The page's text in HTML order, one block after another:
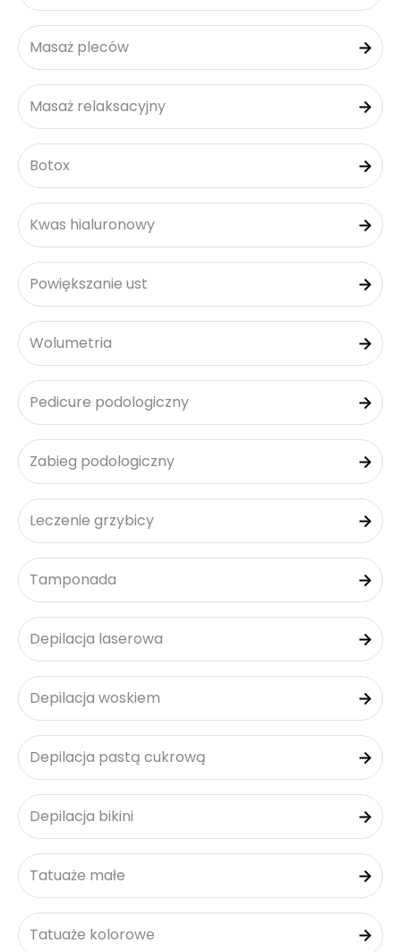
Masaż pleców
Masaż relaksacyjny
Botox
Kwas hialuronowy
Powiększanie ust
Wolumetria
Pedicure podologiczny
Zabieg podologiczny
Leczenie grzybicy
Tamponada
Depilacja laserowa
Depilacja woskiem
Depilacja pastą cukrową
Depilacja bikini
Tatuaże małe
Tatuaże kolorowe